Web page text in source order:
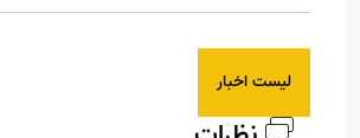
لیست اخبار